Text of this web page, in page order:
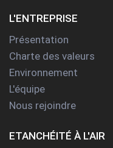
L'ENTREPRISE
Présentation
Charte des valeurs
Environnement
L'équipe
Nous rejoindre
ETANCHÉITÉ À L'AIR